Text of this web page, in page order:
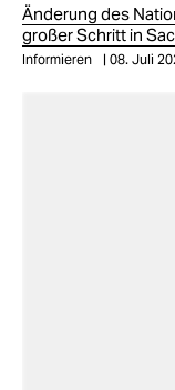
Änderung des
großer Schritt in
Informieren 08. Juli